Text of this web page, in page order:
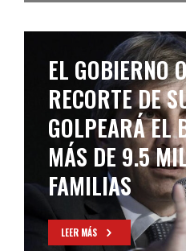
EL GOBIERNO
RECORTE DE
GOLPEARÁ EL
MÁS DE 9.5
FAMILIAS
LEER MÁS